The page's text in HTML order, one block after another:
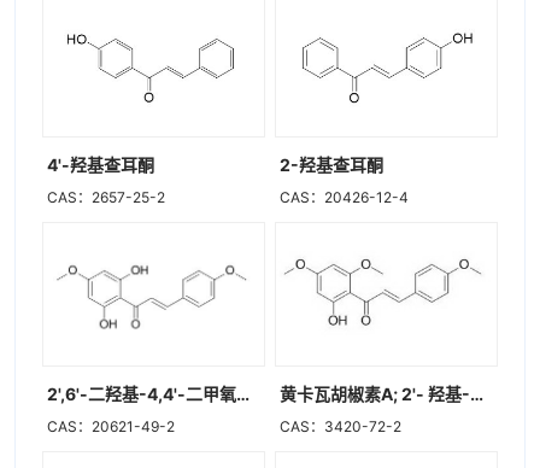
4'-羟基查耳酮
CAS：2657-25-2
2-羟基查耳酮
CAS：20426-12-4
2',6'-二羟基-4,4'-二甲氧基查耳酮
CAS：20621-49-2
黄卡瓦胡椒素A; 2'- 羟基-4,4',6'-三甲氧基查耳酮
CAS：3420-72-2